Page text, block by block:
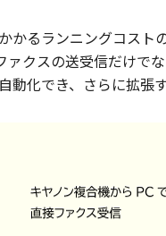
るランニングコスト
クスの送受信だけで
動化でき、さらに拡